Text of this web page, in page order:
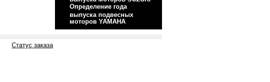
Определение года
выпуска подвесных
моторов YAMAHA
Статус заказа